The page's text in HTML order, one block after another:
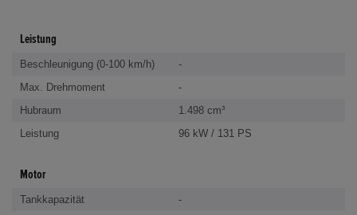
Leistung
Beschleunigung (0-100 km/h)
-
Max. Drehmoment
-
Hubraum
1.498 cm³
Leistung
96 kW / 131 PS
Motor
Tankkapazität
-